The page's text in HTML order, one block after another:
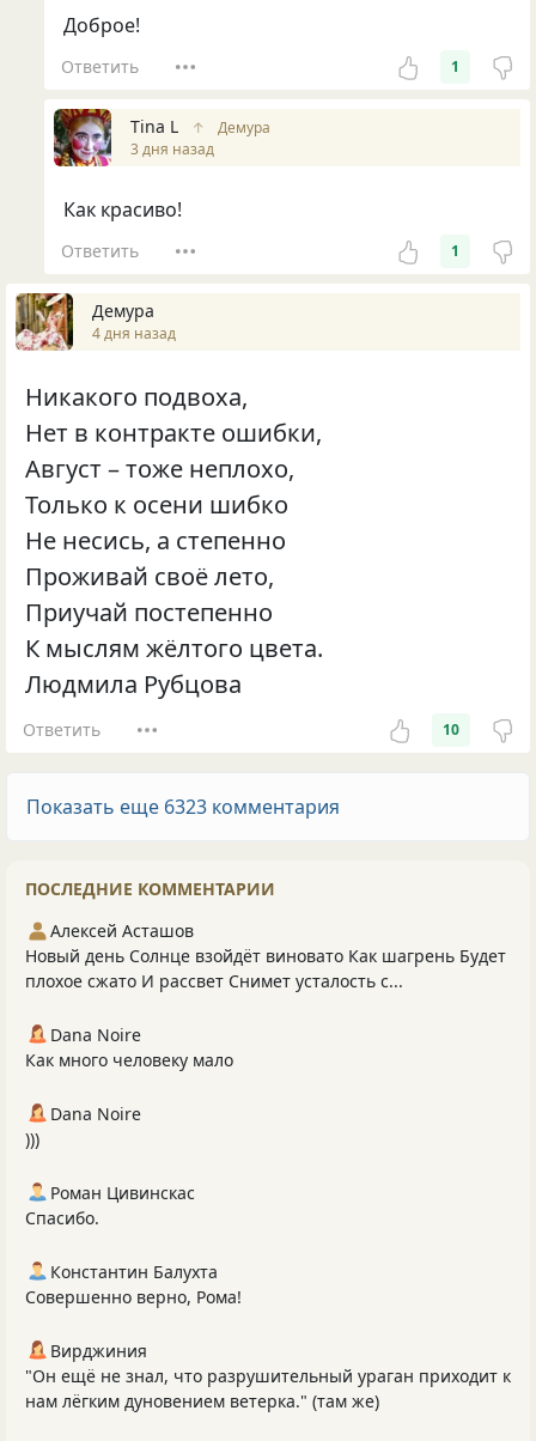
Доброе!
Ответить 1
Tina L ↑
Демура
3 дня назад
Как красиво!
Ответить 1
Демура
4 дня назад
Никакого подвоха,
Нет в контракте ошибки,
Август – тоже неплохо,
Только к осени шибко
Не несись, а степенно
Проживай своё лето,
Приучай постепенно
К мыслям жёлтого цвета.
Людмила Рубцова
Ответить 10
Показать еще 6323 комментария
ПОСЛЕДНИЕ КОММЕНТАРИИ
Алексей Асташов
Новый день Солнце взойдёт виновато Как шагрень Будет
плохое сжато И рассвет Снимет усталость с...
Dana Noire
Как много человеку мало
Dana Noire
)))
Роман Цивинскас
Спасибо.
Константин Балухта
Совершенно верно, Рома!
Вирджиния
"Он ещё не знал, что разрушительный ураган приходит к
нам лёгким дуновением ветерка." (там же)